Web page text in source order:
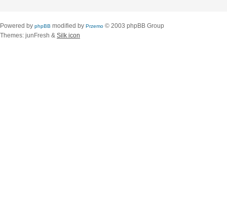
Powered by phpBB modified by Przemo © 2003 phpBB Group
Themes: junFresh & Silk icon